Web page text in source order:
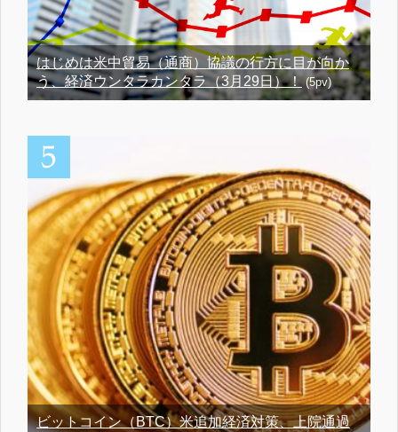
はじめは米中貿易（通商）協議の行方に目が向か
う、経済ウンタラカンタラ（3月29日）！(5pv)
ビットコイン（BTC）米追加経済対策、上院通過